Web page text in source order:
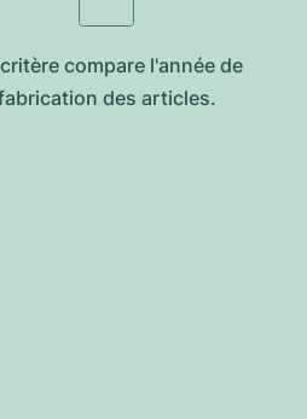
compare l'année de
des articles.